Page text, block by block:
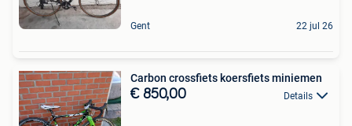
Gent 22 jul 26
Carbon crossfiets koersfiets miniemen
€ 850,00 Details